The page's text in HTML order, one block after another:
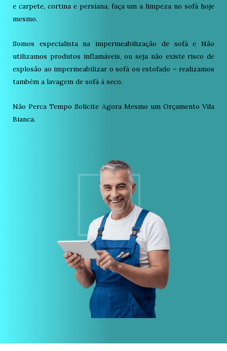
e carpete, cortina e persiana, faça um a limpeza no sofá hoje
mesmo.
Somos especialista na impermeabilização de sofá e Não
utilizamos produtos inflamáveis, ou seja não existe risco de
explosão ao impermeabilizar o sofá ou estofado – realizamos
também a lavagem de sofá à seco.
Não Perca Tempo Solicite Agora Mesmo um Orçamento Vila
Bianca.